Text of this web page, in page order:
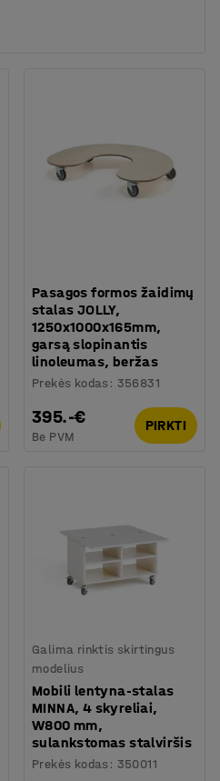
Pasagos formos žaidimų
stalas JOLLY,
1250x1000x165mm,
garsą slopinantis
linoleumas, beržas
Prekės kodas : 356831
395.-€
Be PVM
PIRKTI
Galima rinktis skirtingus
modelius
Mobili lentyna-stalas
MINNA, 4 skyreliai,
W800 mm,
sulankstomas stalviršis
Prekės kodas : 350011